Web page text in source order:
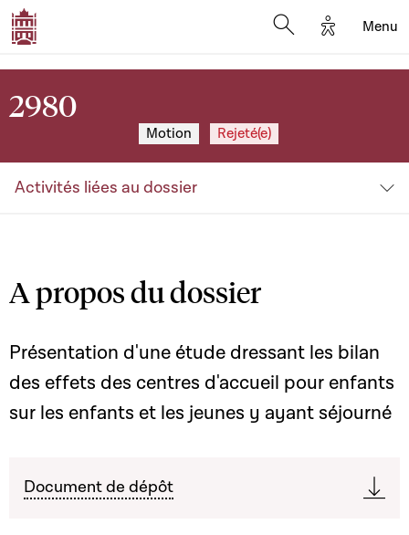
Options
Menu
2980
Motion Rejeté(e)
Activités liées au dossier
A propos du dossier
Présentation d'une étude dressant les bilan
des effets des centres d'accueil pour enfants
sur les enfants et les jeunes y ayant séjourné
Document de dépôt